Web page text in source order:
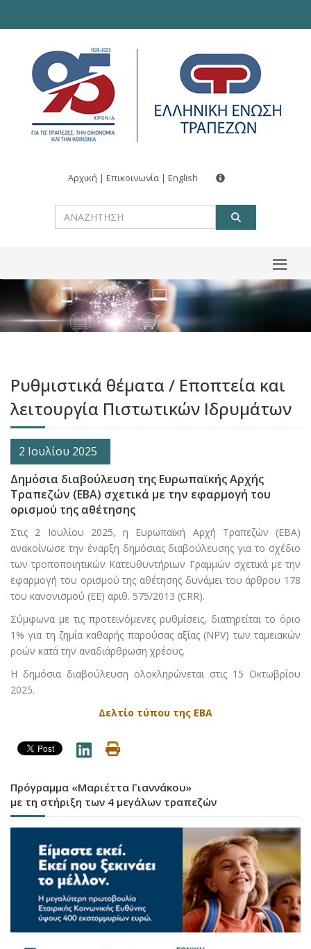
Αρχική | Επικοινωνία | English
Ρυθμιστικά θέματα / Eποπτεία και
λειτουργία Πιστωτικών Ιδρυμάτων
2 Ιουλίου 2025
Δημόσια διαβούλευση της Ευρωπαϊκής Αρχής
Τραπεζών (ΕΒΑ) σχετικά με την εφαρμογή του
ορισμού της αθέτησης
Στις 2 Ιουλίου 2025, η Ευρωπαϊκή Αρχή Τραπεζών (ΕΒΑ)
ανακοίνωσε την έναρξη δημόσιας διαβούλευσης για το σχέδιο
των τροποποιητικών Κατευθυντήριων Γραμμών σχετικά με την
εφαρμογή του ορισμού της αθέτησης δυνάμει του άρθρου 178
του κανονισμού (ΕΕ) αριθ. 575/2013 (CRR).
Σύμφωνα με τις προτεινόμενες ρυθμίσεις, διατηρείται το όριο
1% για τη ζημία καθαρής παρούσας αξίας (NPV) των ταμειακών
ροών κατά την αναδιάρθρωση χρέους.
Η δημόσια διαβούλευση ολοκληρώνεται στις 15 Οκτωβρίου
2025.
Δελτίο τύπου της ΕΒΑ
Πρόγραμμα «Μαριέττα Γιαννάκου»
με τη στήριξη των 4 μεγάλων τραπεζών